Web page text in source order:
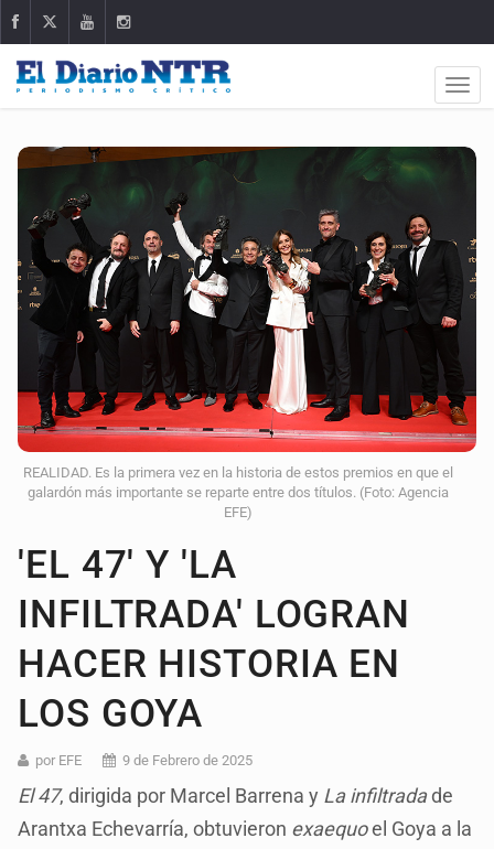
REALIDAD. Es la primera vez en la historia de estos premios en que el
galardón más importante se reparte entre dos títulos. (Foto: Agencia
EFE)
'EL 47' Y 'LA
INFILTRADA' LOGRAN
HACER HISTORIA EN
LOS GOYA
por EFE 9 de Febrero de 2025
El 47, dirigida por Marcel Barrena y La infiltradade
Arantxa Echevarría, obtuvieron exaequoel Goya a la